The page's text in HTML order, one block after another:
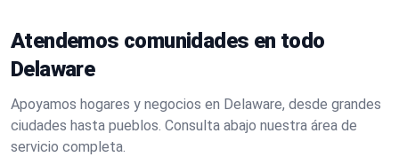
Atendemos comunidades en todo
Delaware
Apoyamos hogares y negocios en Delaware, desde grandes
ciudades hasta pueblos. Consulta abajo nuestra área de
servicio completa.